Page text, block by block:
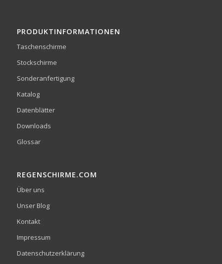
PRODUKTINFORMATIONEN
Taschenschirme
Stockschirme
Sonderanfertigung
Katalog
Datenblätter
Downloads
Glossar
REGENSCHIRME.COM
Über uns
Unser Blog
Kontakt
Impressum
Datenschutzerklärung